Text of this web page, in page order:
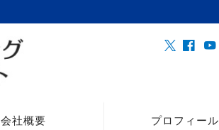
会社概要 プロフィール